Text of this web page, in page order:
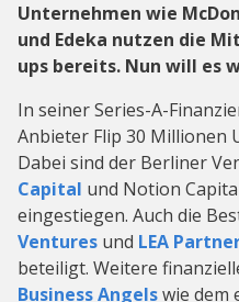
Unternehmen wie
und Edeka nutzen die
ups bereits. Nun will es
In seiner Series-A-
Anbieter Flip 30 Millionen
Dabei sind der Berliner
Capital und Notion
eingestiegen. Auch die
Ventures und LEA
beteiligt. Weitere
Business Angelswie dem